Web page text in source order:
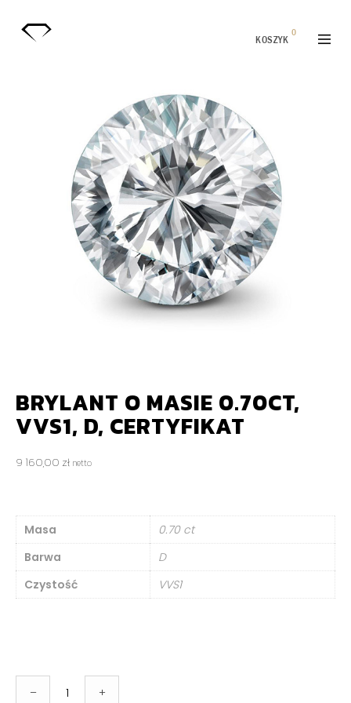
KOSZYK
0
BRYLANT O MASIE 0.70CT,
VVS1, D, CERTYFIKAT
9 160,00 zł netto
Masa
0.70 ct
Barwa
D
Czystość
VVS1
– +